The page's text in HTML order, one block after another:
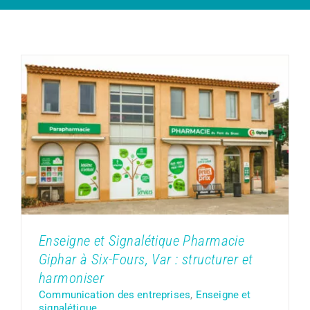
Enseigne et Signalétique Pharmacie
Giphar à Six-Fours, Var : structurer et
harmoniser
Communication des entreprises Enseigne et
signalétique
Enseigne et Signalétique Pharmacie
Giphar à Six-Fours, Var : structurer et
harmoniser
Communication des entreprises, Enseigne et